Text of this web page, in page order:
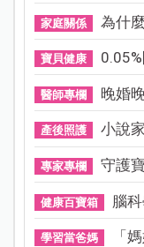
家庭關係 為什
寶貝健康
醫師專欄 晚婚
產後照護 小說
專家專欄 守護
健康百寶箱 腦
學習當爸媽 「